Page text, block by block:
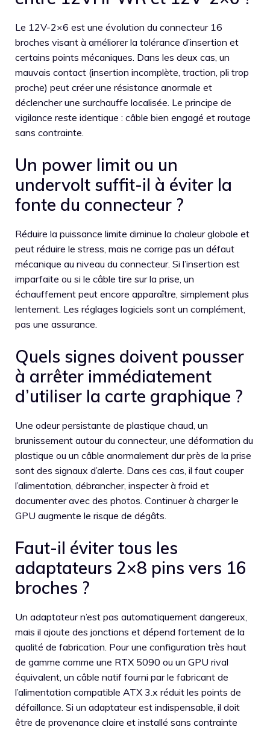
Le 12V-2×6 est une évolution du connecteur 16
broches visant à améliorer la tolérance d’insertion et
certains points mécaniques. Dans les deux cas, un
mauvais contact (insertion incomplète, traction, pli trop
proche) peut créer une résistance anormale et
déclencher une surchauffe localisée. Le principe de
vigilance reste identique : câble bien engagé et routage
sans contrainte.
Un power limit ou un
undervolt suffit-il à éviter la
fonte du connecteur ?
Réduire la puissance limite diminue la chaleur globale et
peut réduire le stress, mais ne corrige pas un défaut
mécanique au niveau du connecteur. Si l’insertion est
imparfaite ou si le câble tire sur la prise, un
échauffement peut encore apparaître, simplement plus
lentement. Les réglages logiciels sont un complément,
pas une assurance.
Quels signes doivent pousser
à arrêter immédiatement
d’utiliser la carte graphique ?
Une odeur persistante de plastique chaud, un
brunissement autour du connecteur, une déformation du
plastique ou un câble anormalement dur près de la prise
sont des signaux d’alerte. Dans ces cas, il faut couper
l’alimentation, débrancher, inspecter à froid et
documenter avec des photos. Continuer à charger le
GPU augmente le risque de dégâts.
Faut-il éviter tous les
adaptateurs 2×8 pins vers 16
broches ?
Un adaptateur n’est pas automatiquement dangereux,
mais il ajoute des jonctions et dépend fortement de la
qualité de fabrication. Pour une configuration très haut
de gamme comme une RTX 5090 ou un GPU rival
équivalent, un câble natif fourni par le fabricant de
l’alimentation compatible ATX 3.x réduit les points de
défaillance. Si un adaptateur est indispensable, il doit
être de provenance claire et installé sans contrainte